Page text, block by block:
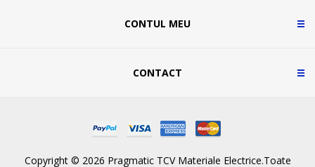
CONTUL MEU
CONTACT
Copyright © 2026 Pragmatic TCV Materiale Electrice.Toate